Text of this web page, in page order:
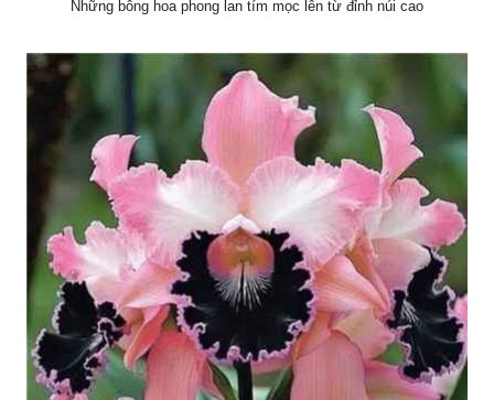
Những bông hoa phong lan tím mọc lên từ đỉnh núi cao